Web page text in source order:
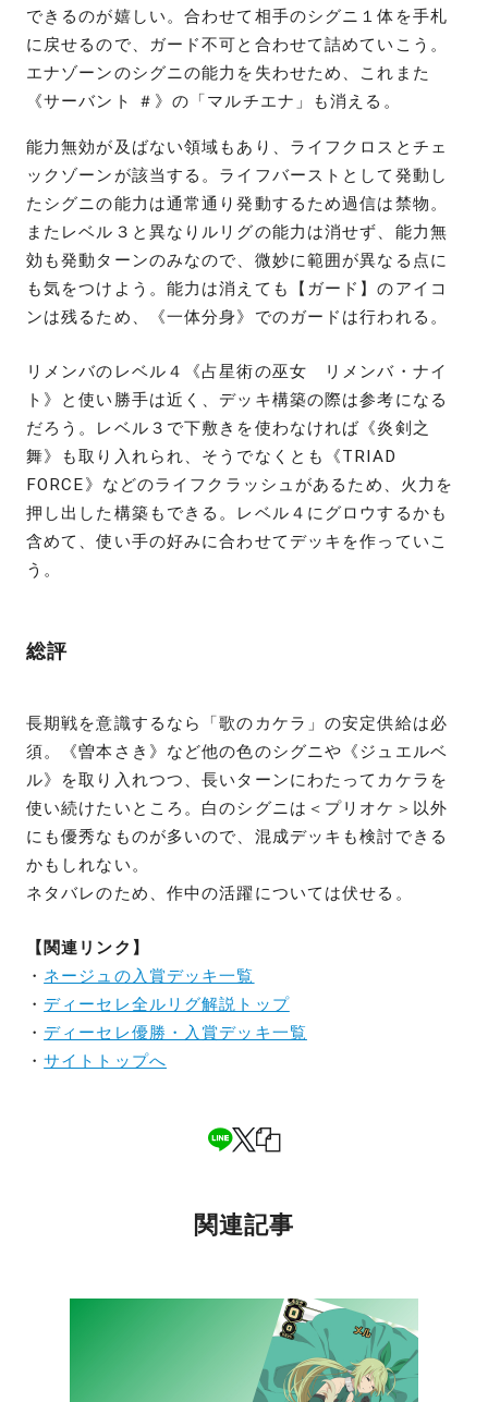
できるのが嬉しい。合わせて相手のシグニ１体を手札
に戻せるので、ガード不可と合わせて詰めていこう。
エナゾーンのシグニの能力を失わせため、これまた
《サーバント ＃》の「マルチエナ」も消える。
能力無効が及ばない領域もあり、ライフクロスとチェ
ックゾーンが該当する。ライフバーストとして発動し
たシグニの能力は通常通り発動するため過信は禁物。
またレベル３と異なりルリグの能力は消せず、能力無
効も発動ターンのみなので、微妙に範囲が異なる点に
も気をつけよう。能力は消えても【ガード】のアイコ
ンは残るため、《一体分身》でのガードは行われる。
リメンバのレベル４《占星術の巫女 リメンバ・ナイ
ト》と使い勝手は近く、デッキ構築の際は参考になる
だろう。レベル３で下敷きを使わなければ《炎剣之
舞》も取り入れられ、そうでなくとも《TRIAD
FORCE》などのライフクラッシュがあるため、火力を
押し出した構築もできる。レベル４にグロウするかも
含めて、使い手の好みに合わせてデッキを作っていこ
う。
総評
長期戦を意識するなら「歌のカケラ」の安定供給は必
須。《曽本さき》など他の色のシグニや《ジュエルベ
ル》を取り入れつつ、長いターンにわたってカケラを
使い続けたいところ。白のシグニは＜プリオケ＞以外
にも優秀なものが多いので、混成デッキも検討できる
かもしれない。
ネタバレのため、作中の活躍については伏せる。
【関連リンク】
・ ネージュの入賞デッキ一覧
・ ディーセレ全ルリグ解説トップ
・ ディーセレ優勝・入賞デッキ一覧
・サイトトップへ
関連記事